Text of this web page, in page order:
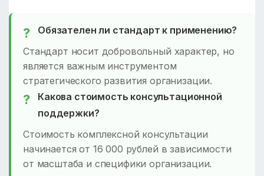
Обязателен ли стандарт к применению?
Стандарт носит добровольный характер, но
является важным инструментом
стратегического развития организации.
Какова стоимость консультационной
поддержки?
Стоимость комплексной консультации
начинается от 16 000 рублей в зависимости
от масштаба и специфики организации.